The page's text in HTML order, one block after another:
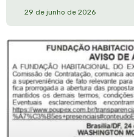
29 de junho de 2026